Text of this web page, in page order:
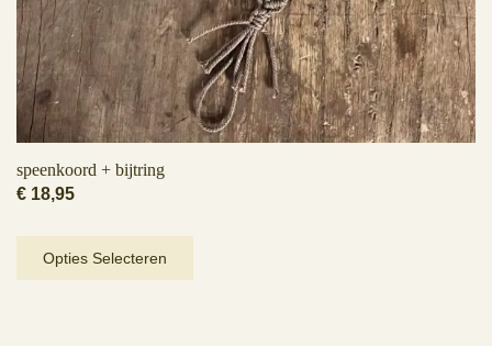
speenkoord + bijtring
€ 18,95
Opties Selecteren
Dit